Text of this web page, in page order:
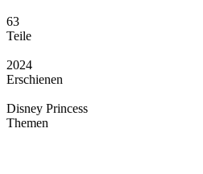
63
Teile
2024
Erschienen
Disney Princess
Themen